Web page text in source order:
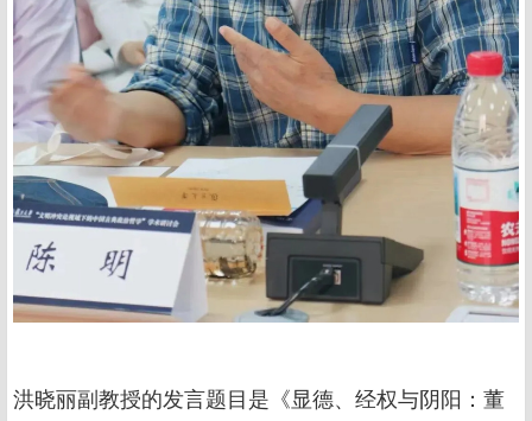
洪晓丽副教授的发言题目是《显德、经权与阴阳：董